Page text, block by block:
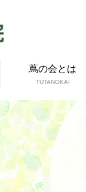
蔦の会とは
TUTANOKAI